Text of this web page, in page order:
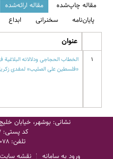
مقاله چاپ‌شده مقاله ارائه‌شده
پایان‌نامه
سخنرانی ابداع
عنوان
1
الخطاب الحجاجی ودلالاته
«فلسطین علی الصلیب» لمفدی
نشانی: بوشهر، خیابان
کد پستی:
تلفن:
نقشه سایت ورود به سامانه